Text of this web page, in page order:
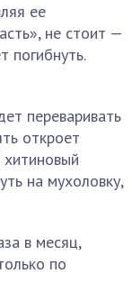
ее
не стоит —
погибнуть.
переваривать
откроет
хитиновый
на мухоловку,
в месяц,
по